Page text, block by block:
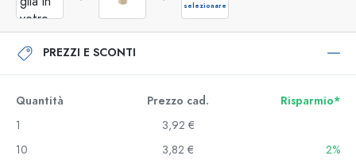
selezionare
PREZZI E SCONTI
Quantità Prezzo cad.
Risparmio*
1
3,92 €
10
3,82 €
2%